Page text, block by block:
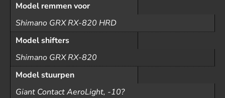
Model remmen voor
Shimano GRX RX-820 HRD
Model shifters
Shimano GRX RX-820
Model stuurpen
Giant Contact AeroLight, -10?